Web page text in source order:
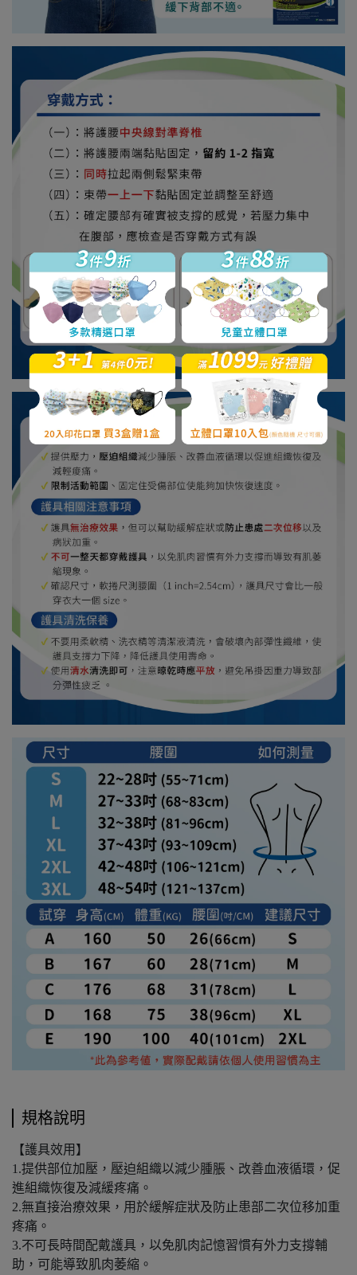
規格說明
【護具效用】
1.提供部位加壓，壓迫組織以減少腫脹、改善血液循環，促
進組織恢復及減緩疼痛。
2.無直接治療效果，用於緩解症狀及防止患部二次位移加重
疼痛。
3.不可長時間配戴護具，以免肌肉記憶習慣有外力支撐輔
助，可能導致肌肉萎縮。